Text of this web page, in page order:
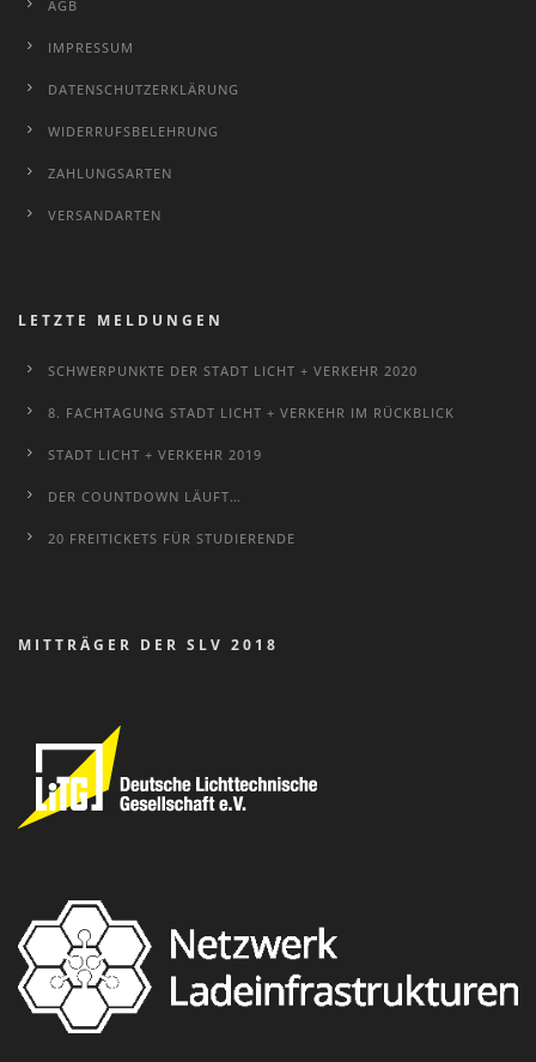
AGB
IMPRESSUM
DATENSCHUTZERKLÄRUNG
WIDERRUFSBELEHRUNG
ZAHLUNGSARTEN
VERSANDARTEN
LETZTE MELDUNGEN
SCHWERPUNKTE DER STADT LICHT + VERKEHR 2020
8. FACHTAGUNG STADT LICHT + VERKEHR IM RÜCKBLICK
STADT LICHT + VERKEHR 2019
DER COUNTDOWN LÄUFT…
20 FREITICKETS FÜR STUDIERENDE
MITTRÄGER DER SLV 2018